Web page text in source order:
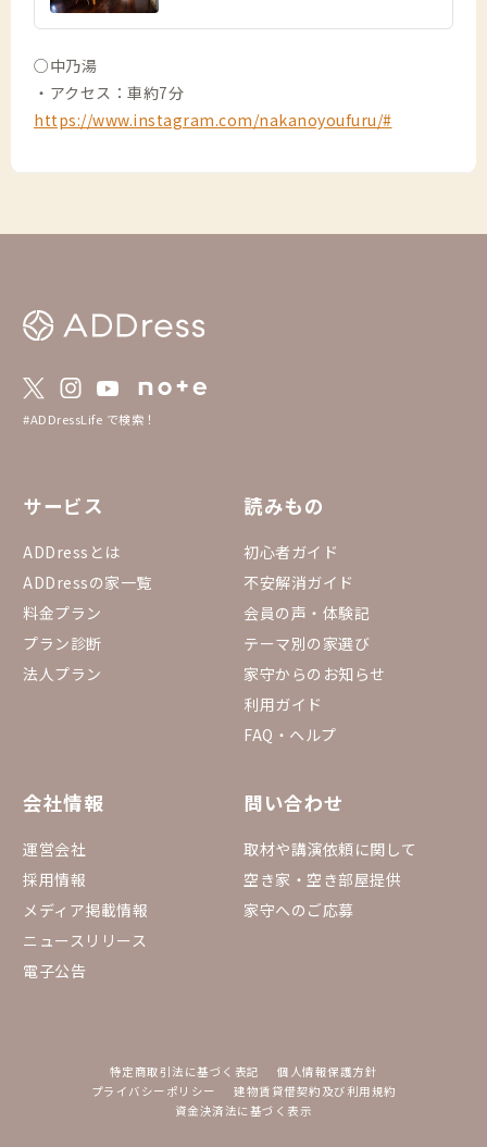
○中乃湯
・アクセス：車約7分
https://www.instagram.com/nakanoyoufuru/#
#ADDressLife で検索！
サービス
ADDressとは
ADDressの家一覧
料金プラン
プラン診断
法人プラン
読みもの
初心者ガイド
不安解消ガイド
会員の声・体験記
テーマ別の家選び
家守からのお知らせ
利用ガイド
FAQ・ヘルプ
会社情報
運営会社
採用情報
メディア掲載情報
ニュースリリース
電子公告
問い合わせ
取材や講演依頼に関して
空き家・空き部屋提供
家守へのご応募
特定商取引法に基づく表記
個人情報保護方針
プライバシーポリシー
建物賃貸借契約及び利用規約
資金決済法に基づく表示